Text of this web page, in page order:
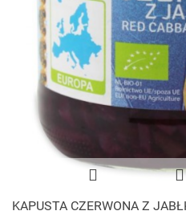
KAPUSTA CZERWONA Z